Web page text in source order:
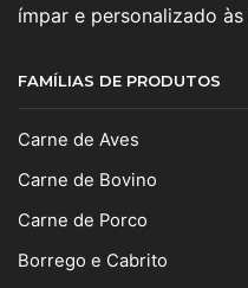
ímpar e personalizado
FAMÍLIAS DE PRODUTOS
Carne de Aves
Carne de Bovino
Carne de Porco
Borrego e Cabrito